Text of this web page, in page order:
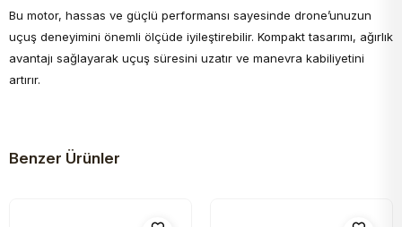
Bu motor, hassas ve güçlü performansı sayesinde drone’unuzun
uçuş deneyimini önemli ölçüde iyileştirebilir. Kompakt tasarımı, ağırlık
avantajı sağlayarak uçuş süresini uzatır ve manevra kabiliyetini
artırır.
Benzer Ürünler